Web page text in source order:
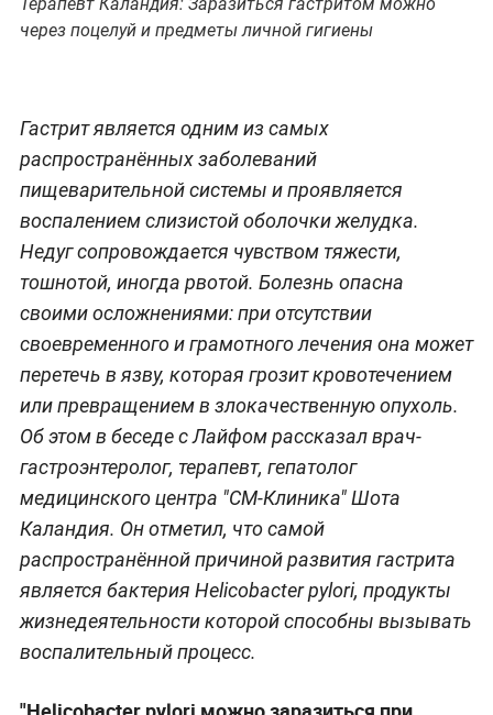
через поцелуй и предметы личной гигиены
Гастрит является одним из самых
распространённых заболеваний
пищеварительной системы и проявляется
воспалением слизистой оболочки желудка.
Недуг сопровождается чувством тяжести,
тошнотой, иногда рвотой. Болезнь опасна
своими осложнениями: при отсутствии
своевременного и грамотного лечения она может
перетечь в язву, которая грозит кровотечением
или превращением в злокачественную опухоль.
Об этом в беседе с Лайфом рассказал врач-
гастроэнтеролог, терапевт, гепатолог
медицинского центра "СМ-Клиника" Шота
Каландия. Он отметил, что самой
распространённой причиной развития гастрита
является бактерия Helicobacter pylori, продукты
жизнедеятельности которой способны вызывать
воспалительный процесс.